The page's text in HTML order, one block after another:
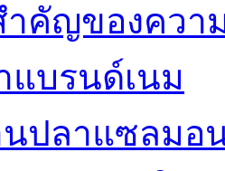
คัญของควา
แบรนด์เนม
ปลาแซลมอ